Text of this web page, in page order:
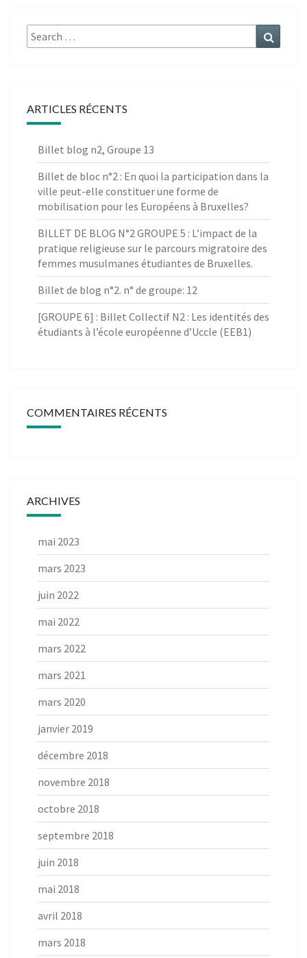
Search
for:
ARTICLES RÉCENTS
Billet blog n2, Groupe 13
Billet de bloc n°2 : En quoi la participation dans la
ville peut-elle constituer une forme de
mobilisation pour les Européens à Bruxelles?
BILLET DE BLOG N°2 GROUPE 5 : L’impact de la
pratique religieuse sur le parcours migratoire des
femmes musulmanes étudiantes de Bruxelles.
Billet de blog n°2. n° de groupe: 12
[GROUPE 6] : Billet Collectif N2 : Les identités des
étudiants à l’école européenne d’Uccle (EEB1)
COMMENTAIRES RÉCENTS
ARCHIVES
mai 2023
mars 2023
juin 2022
mai 2022
mars 2022
mars 2021
mars 2020
janvier 2019
décembre 2018
novembre 2018
octobre 2018
septembre 2018
juin 2018
mai 2018
avril 2018
mars 2018